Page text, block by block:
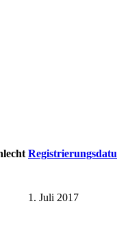
1. Juli 2017